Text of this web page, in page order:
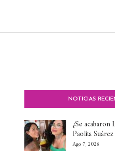
NOTICIAS
¿Se acabaron
Paolita
Ago 7, 2026